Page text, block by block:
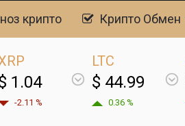
крипто Крипто Обмен
1.04
-2.11 %
LTC
$ 44.99
0.36 %